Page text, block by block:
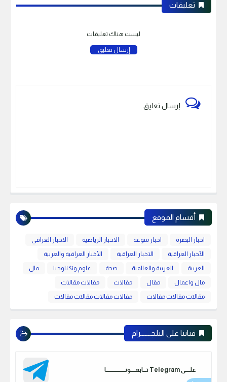
تعليقات
ليست هناك تعليقات
إرسال تعليق
إرسال تعليق
أقسام الموقع
اخبار البصرة اخبار منوعة الاخبار الرياضية
الاخبار العراقي
الأخبار العراقية
الاخبار العراقية
الأخبار العراقية والعربية
العربية
العربية والعالمية صحة علوم وتكنلوجيا
مال
مال واعمال
مقال مقالات
مقالات مقالات
مقالات مقالات مقالات
مقالات مقالات مقالات مقالات
قناتنا على التلجـــــــرام
علـــــى Telegram تـــابعـــــونـــــــــــــــــــا